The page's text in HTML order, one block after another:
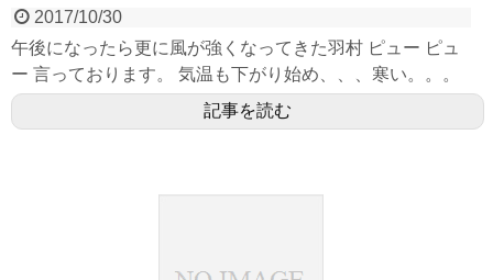
2017/10/30
午後になったら更に風が強くなってきた羽村 ピュー ピュ
ー 言っております。 気温も下がり始め、、、寒い。。。
記事を読む